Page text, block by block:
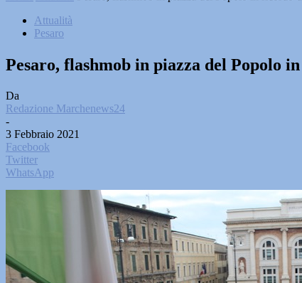
Attualità
Pesaro
Pesaro, flashmob in piazza del Popolo
Da
Redazione Marchenews24
-
3 Febbraio 2021
Facebook
Twitter
WhatsApp